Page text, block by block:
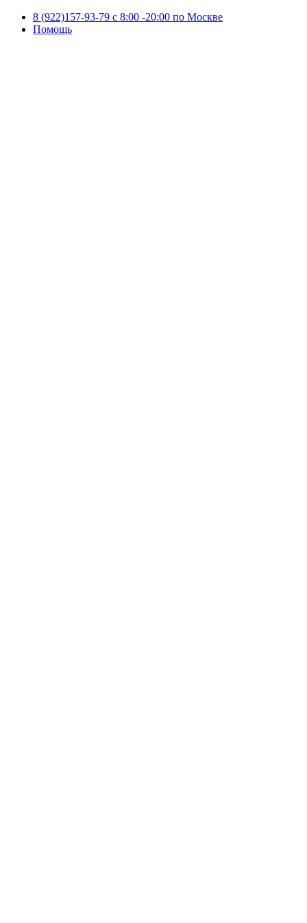
8 (922)157-93-79 c 8:00 -20:00 по Москве
Помощь